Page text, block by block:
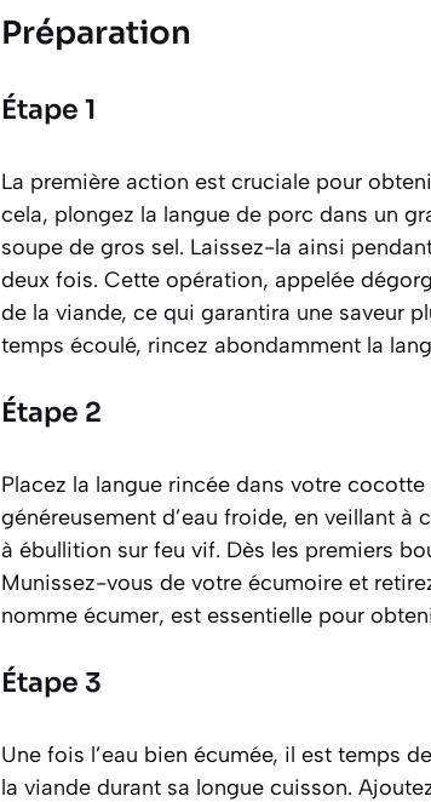
Préparation
Étape 1
La première action est cruciale pour
cela, plongez la langue de porc dans un
soupe de gros sel. Laissez-la ainsi
deux fois. Cette opération, appelée
de la viande, ce qui garantira une saveur
temps écoulé, rincez abondamment la
Étape 2
Placez la langue rincée dans votre
généreusement d’eau froide, en veillant à
à ébullition sur feu vif. Dès les premiers
Munissez-vous de votre écumoire et
nomme écumer, est essentielle pour
Étape 3
Une fois l’eau bien écumée, il est temps
la viande durant sa longue cuisson.